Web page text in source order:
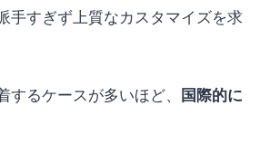
手すぎず上質なカスタマイズを求
るケースが多いほど、
国際的に